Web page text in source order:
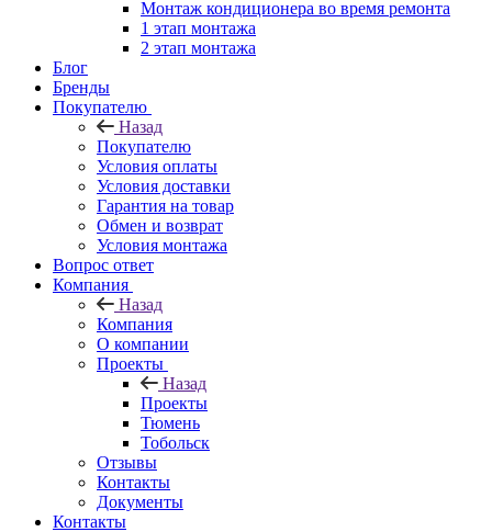
Монтаж кондиционера во время ремонта
1 этап монтажа
2 этап монтажа
Блог
Бренды
Покупателю
Назад
Покупателю
Условия оплаты
Условия доставки
Гарантия на товар
Обмен и возврат
Условия монтажа
Вопрос ответ
Компания
Назад
Компания
О компании
Проекты
Назад
Проекты
Тюмень
Тобольск
Отзывы
Контакты
Документы
Контакты